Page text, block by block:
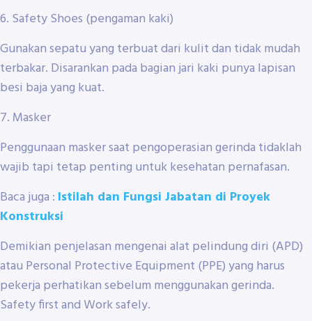
6. Safety Shoes (pengaman kaki)
Gunakan sepatu yang terbuat dari kulit dan tidak mudah
terbakar. Disarankan pada bagian jari kaki punya lapisan
besi baja yang kuat.
7. Masker
Penggunaan masker saat pengoperasian gerinda tidaklah
wajib tapi tetap penting untuk kesehatan pernafasan.
Baca juga : Istilah dan Fungsi Jabatan di Proyek
Konstruksi
Demikian penjelasan mengenai alat pelindung diri (APD)
atau Personal Protective Equipment (PPE) yang harus
pekerja perhatikan sebelum menggunakan gerinda.
Safety first and Work safely.